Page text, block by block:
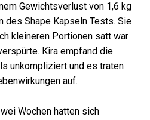
Gewichtsverlust von 1,6 kg
des Shape Kapseln Tests. Sie
kleineren Portionen satt war
Kira empfand die
unkompliziert und es traten
auf.
Wochen hatten sich